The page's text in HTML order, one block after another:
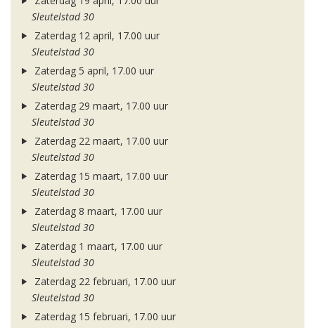
Sleutelstad 30
Zaterdag 12 april, 17.00 uur
Sleutelstad 30
Zaterdag 5 april, 17.00 uur
Sleutelstad 30
Zaterdag 29 maart, 17.00 uur
Sleutelstad 30
Zaterdag 22 maart, 17.00 uur
Sleutelstad 30
Zaterdag 15 maart, 17.00 uur
Sleutelstad 30
Zaterdag 8 maart, 17.00 uur
Sleutelstad 30
Zaterdag 1 maart, 17.00 uur
Sleutelstad 30
Zaterdag 22 februari, 17.00 uur
Sleutelstad 30
Zaterdag 15 februari, 17.00 uur